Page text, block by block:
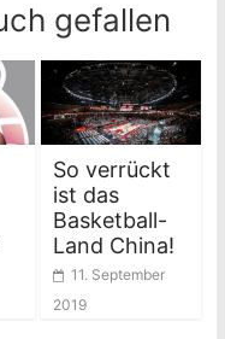
gefallen
So verrückt
ist das
Basketball-
Land China!
11. September
2019